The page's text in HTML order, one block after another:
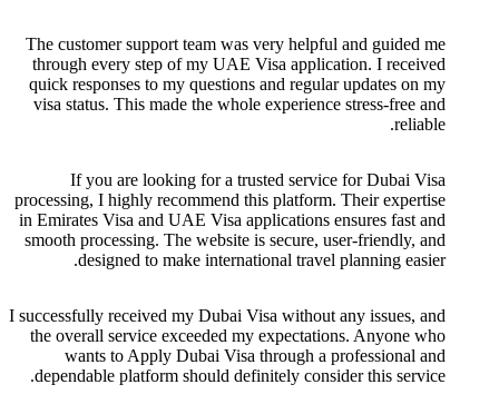
The customer support team was very helpful and guided me
through every step of my UAE Visa application. I received
quick responses to my questions and regular updates on my
visa status. This made the whole experience stress-free and
reliable.
If you are looking for a trusted service for Dubai Visa
processing, I highly recommend this platform. Their expertise
in Emirates Visa and UAE Visa applications ensures fast and
smooth processing. The website is secure, user-friendly, and
designed to make international travel planning easier.
I successfully received my Dubai Visa without any issues, and
the overall service exceeded my expectations. Anyone who
wants to Apply Dubai Visa through a professional and
dependable platform should definitely consider this service.